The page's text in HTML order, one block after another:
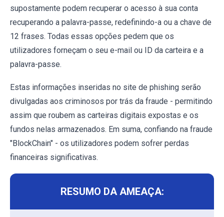
supostamente podem recuperar o acesso à sua conta
recuperando a palavra-passe, redefinindo-a ou a chave de
12 frases. Todas essas opções pedem que os
utilizadores forneçam o seu e-mail ou ID da carteira e a
palavra-passe.
Estas informações inseridas no site de phishing serão
divulgadas aos criminosos por trás da fraude - permitindo
assim que roubem as carteiras digitais expostas e os
fundos nelas armazenados. Em suma, confiando na fraude
"BlockChain" - os utilizadores podem sofrer perdas
financeiras significativas.
RESUMO DA AMEAÇA: